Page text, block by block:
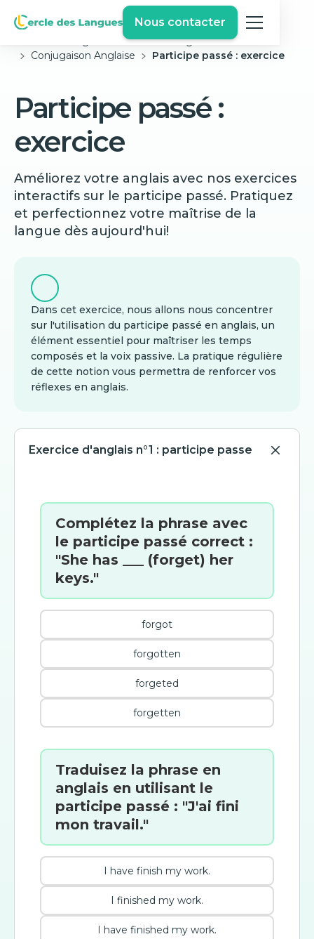
Nous contacter
Exercices Anglais Gratuits
Conjugaison Anglaise
Participe passé : exercice
Participe passé :
exercice
Améliorez votre anglais avec nos exercices
interactifs sur le participe passé. Pratiquez
et perfectionnez votre maîtrise de la
langue dès aujourd'hui!
Dans cet exercice, nous allons nous concentrer
sur l'utilisation du participe passé en anglais, un
élément essentiel pour maîtriser les temps
composés et la voix passive. La pratique régulière
de cette notion vous permettra de renforcer vos
réflexes en anglais.
Exercice d'anglais n°1 : participe passe
Complétez la phrase avec
le participe passé correct :
"She has ___ (forget) her
keys."
forgot
forgotten
forgeted
forgetten
Traduisez la phrase en
anglais en utilisant le
participe passé : "J'ai fini
mon travail."
I have finish my work.
I finished my work.
I have finished my work.